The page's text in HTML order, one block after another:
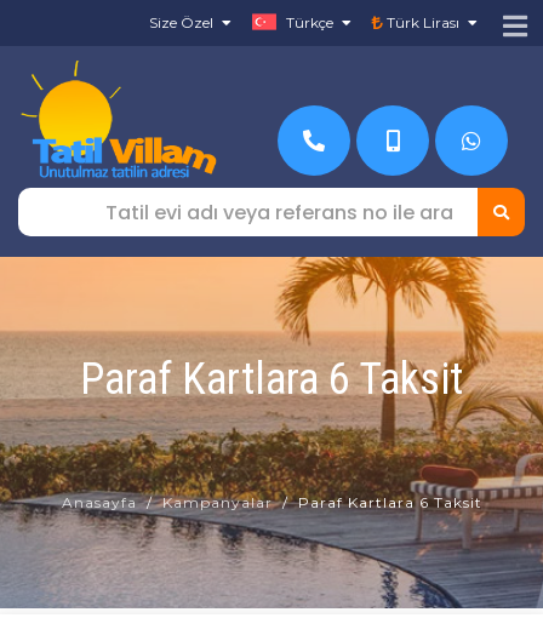
Size Özel Türkçe Türk Lirası
Paraf Kartlara 6 Taksit
Anasayfa Kampanyalar Paraf Kartlara 6 Taksit